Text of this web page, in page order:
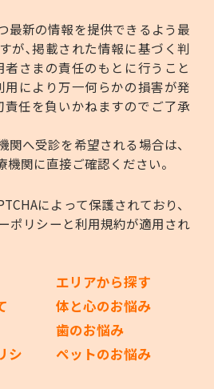
最新の情報を提供できるよう最
が､掲載された情報に基づく判
さまの責任のもとに行うこと
用により万一何らかの損害が発
任を負いかねますのでご了承
へ受診を希望される場合は、
関に直接ご確認ください。
によって保護されており、
ポリシー と利用規約が適用され
シ
エリアから探す
体と心のお悩み
歯のお悩み
ペットのお悩み